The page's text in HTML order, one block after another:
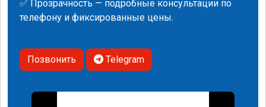
✅ Прозрачность — подробные консультации по
телефону и фиксированные цены.
Позвонить Telegram